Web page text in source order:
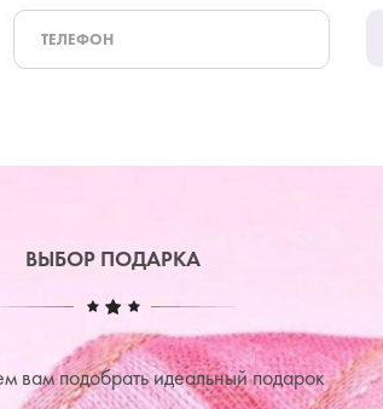
ВЫБОР ПОДАРКА
вам подобрать идеальный подарок